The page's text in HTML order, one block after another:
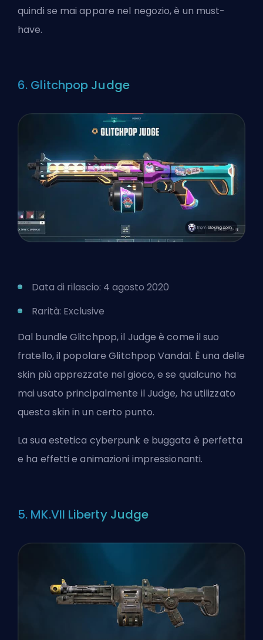
quindi se mai appare nel negozio, è un must-
have.
6. Glitchpop Judge
Data di rilascio: 4 agosto 2020
Rarità: Exclusive
Dal bundle Glitchpop, il Judge è come il suo
fratello, il popolare Glitchpop Vandal. È una delle
skin più apprezzate nel gioco, e se qualcuno ha
mai usato principalmente il Judge, ha utilizzato
questa skin in un certo punto.
La sua estetica cyberpunk e buggata è perfetta
e ha effetti e animazioni impressionanti.
5. MK.VII Liberty Judge